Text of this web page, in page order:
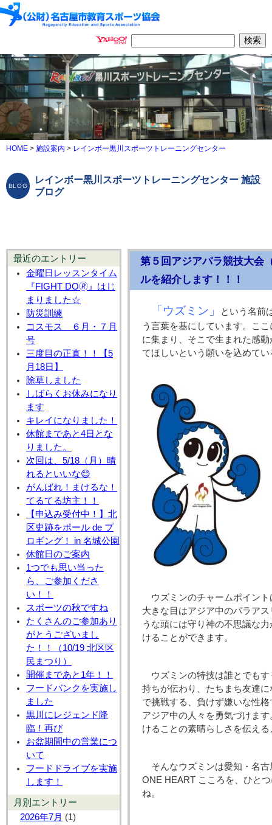
HOME > 施設案内 > レインボー黒川スポーツトレーニングセンター
レインボー黒川スポーツトレーニングセンター 施設
ブログ
最近のエントリー
金曜日レッスンタイム
『FIGHT DO🄬』はじ
まりました☆
防災訓練
コスモス ６月・７月
号
三度目の正直！！【5
月18日】
除草しました
しばらくお休みになり
ます
キレイになりました！
休館まであと4日とな
りました。
次回は、5/18（月）晴
れるといいな😊
がんばれ！まけるな！
てるてる坊主！！
【申込み受付中！】北
区史跡をポール de プ
ロギング！ in 名城公園
休館日のご案内
1つでも思い当った
ら、ご参加くださ
い！！
スポーツの秋ですね
たくさんのご参加あり
がとうございまし
た！！（10/19 北区区
民まつり）
開催まであと1年！！
フードバンクを実施し
ました
黒川にレジェンド降
臨！再び
お盆期間中の営業につ
いて
フードドライブを実施
します！
月別エントリー
2026年7月 (1)
第５回アジアパラ競技大会
ルを紹介します！！！
「ウズミン」
という名前
う言葉を基にしています。こ
に集まり、そこで生まれた感
てほしいという願いを込めて
ウズミンのチャームポイン
大きな目はアジア中のパラア
うな頭には守り神の不思議な
けることができます。
ウズミンの特技は誰とでも
持ちが伝わり、たちまち友達
で挑戦する、負けず嫌いな性
アジア中の人々を勇気づけま
けることの素晴らしさを伝え
そんなウズミンは愛知・名
ONE HEART こころを、ひと
ね。